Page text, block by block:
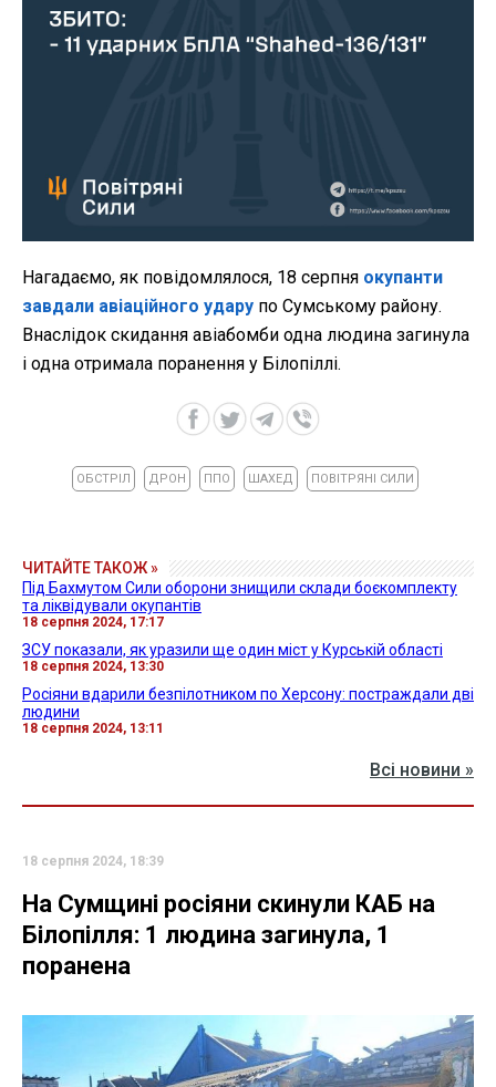
Нагадаємо, як повідомлялося, 18 серпня окупанти
завдали авіаційного удару по Сумському району.
Внаслідок скидання авіабомби одна людина загинула
і одна отримала поранення у Білопіллі.
ОБСТРІЛ ДРОН ППО ШАХЕД ПОВІТРЯНІ СИЛИ
ЧИТАЙТЕ ТАКОЖ »
Під Бахмутом Сили оборони знищили склади боєкомплекту
та ліквідували окупантів
18 серпня 2024, 17:17
ЗСУ показали, як уразили ще один міст у Курській області
18 серпня 2024, 13:30
Росіяни вдарили безпілотником по Херсону: постраждали дві
людини
18 серпня 2024, 13:11
Всі новини »
18 серпня 2024, 18:39
На Сумщині росіяни скинули КАБ на
Білопілля: 1 людина загинула, 1
поранена